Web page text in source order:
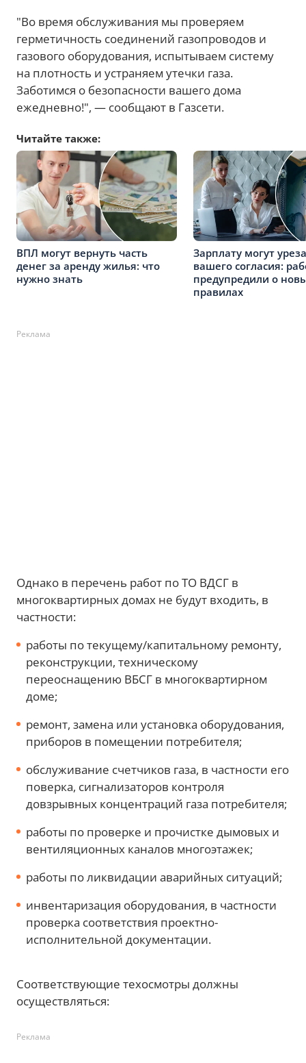
"Во время обслуживания мы проверяем
герметичность соединений газопроводов и
газового оборудования, испытываем систему
на плотность и устраняем утечки газа.
Заботимся о безопасности вашего дома
ежедневно!", — сообщают в Газсети.
Читайте также:
ВПЛ могут вернуть часть
денег за аренду жилья: что
нужно знать
Зарплату могут
вашего согласия:
предупредили о
правилах
Реклама
Однако в перечень работ по ТО ВДСГ в
многоквартирных домах не будут входить, в
частности:
работы по текущему/капитальному ремонту,
реконструкции, техническому
переоснащению ВБСГ в многоквартирном
доме;
ремонт, замена или установка оборудования,
приборов в помещении потребителя;
обслуживание счетчиков газа, в частности его
поверка, сигнализаторов контроля
довзрывных концентраций газа потребителя;
работы по проверке и прочистке дымовых и
вентиляционных каналов многоэтажек;
работы по ликвидации аварийных ситуаций;
инвентаризация оборудования, в частности
проверка соответствия проектно-
исполнительной документации.
Соответствующие техосмотры должны
осуществляться:
Реклама